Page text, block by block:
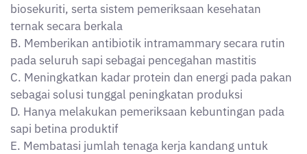
biosekuriti, serta sistem pemeriksaan kesehatan
ternak secara berkala
B. Memberikan antibiotik intramammary secara rutin
pada seluruh sapi sebagai pencegahan mastitis
C. Meningkatkan kadar protein dan energi pada pakan
sebagai solusi tunggal peningkatan produksi
D. Hanya melakukan pemeriksaan kebuntingan pada
sapi betina produktif
E. Membatasi jumlah tenaga kerja kandang untuk